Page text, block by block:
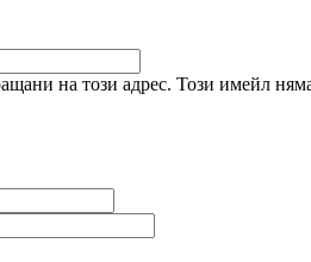
на този адрес. Този имейл